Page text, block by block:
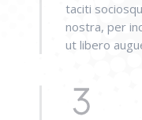
taciti
nostra, per
ut libero